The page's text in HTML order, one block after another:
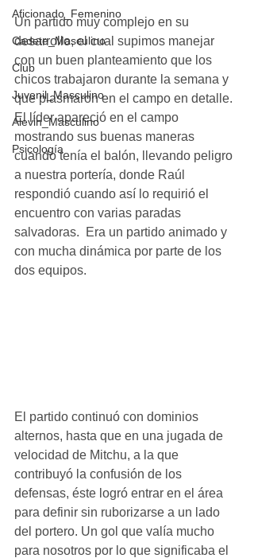
Aficionado_Femenino
Cadete_Masculino
Club
Juvenil_Masculino
Alevin_Masculino
Psicología
Un partido muy complejo en su
desarrollo, el cual supimos manejar
con un buen planteamiento que los
chicos trabajaron durante la semana y
que plasmaron en el campo en detalle.
El líder apareció en el campo
mostrando sus buenas maneras
cuando tenía el balón, llevando peligro
a nuestra portería, donde Raúl
respondió cuando así lo requirió el
encuentro con varias paradas
salvadoras.  Era un partido animado y
con mucha dinámica por parte de los
dos equipos.
El partido continuó con dominios
alternos, hasta que en una jugada de
velocidad de Mitchu, a la que
contribuyó la confusión de los
defensas, éste logró entrar en el área
para definir sin ruborizarse a un lado
del portero. Un gol que valía mucho
para nosotros por lo que significaba el